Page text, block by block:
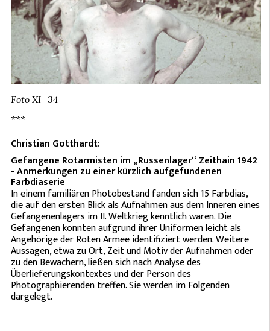
Foto XI_34
***
Christian Gotthardt:
Gefangene Rotarmisten im „Russenlager“ Zeithain 1942
- Anmerkungen zu einer kürzlich aufgefundenen
Farbdiaserie
In einem familiären Photobestand fanden sich 15 Farbdias,
die auf den ersten Blick als Aufnahmen aus dem Inneren eines
Gefangenenlagers im II. Weltkrieg kenntlich waren. Die
Gefangenen konnten aufgrund ihrer Uniformen leicht als
Angehörige der Roten Armee identifiziert werden. Weitere
Aussagen, etwa zu Ort, Zeit und Motiv der Aufnahmen oder
zu den Bewachern, ließen sich nach Analyse des
Überlieferungskontextes und der Person des
Photographierenden treffen. Sie werden im Folgenden
dargelegt.